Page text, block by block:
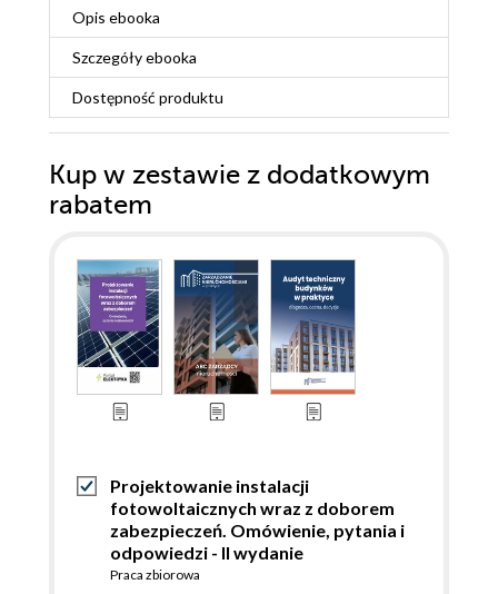
Opis ebooka
Szczegółyebooka
Dostępność produktu
Kup w zestawie z dodatkowym
rabatem
Projektowanie instalacji
fotowoltaicznych wraz z doborem
zabezpieczeń. Omówienie, pytania i
odpowiedzi - II wydanie
Praca zbiorowa